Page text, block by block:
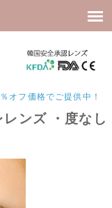
価格でご提供中！
ンズ ・度なし